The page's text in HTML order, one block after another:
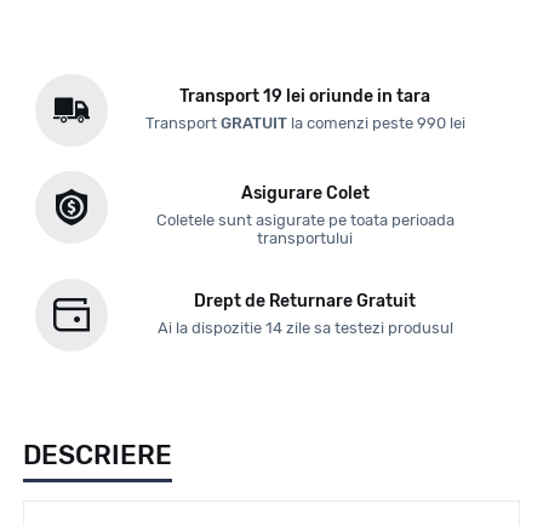
Transport 19 lei oriunde in tara
Transport GRATUITla comenzi peste 990 lei
Asigurare Colet
Coletele sunt asigurate pe toata perioada
transportului
Drept de Returnare Gratuit
Ai la dispozitie 14 zile sa testezi produsul
DESCRIERE